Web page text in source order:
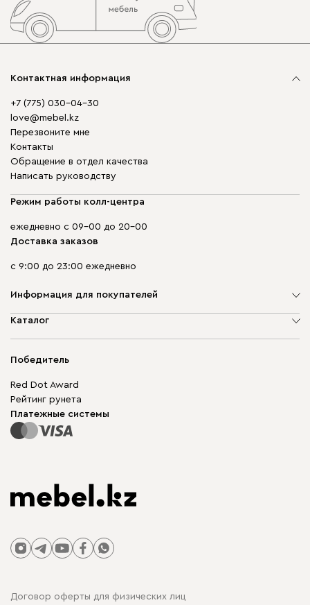
Контактная информация
+7 (775) 030-04-30
love@mebel.kz
Перезвоните мне
Контакты
Обращение в отдел качества
Написать руководству
Режим работы колл-центра
ежедневно с 09-00 до 20-00
Доставка заказов
с 9:00 до 23:00 ежедневно
Информация для покупателей
О компании
Гарантия
Для бизнеса
Карта сайта
Каталог
Корпусная мебель
Модульная мебель
Столы и стулья
Победитель
Red Dot Award
Рейтинг рунета
Платежные системы
Договор оферты для физических лиц